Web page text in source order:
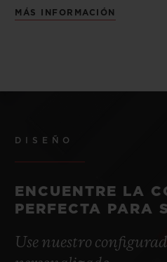
MÁS INFORMACIÓN
DISEÑO
ENCUENTRE LA
PERFECTA PARA
Use nuestro